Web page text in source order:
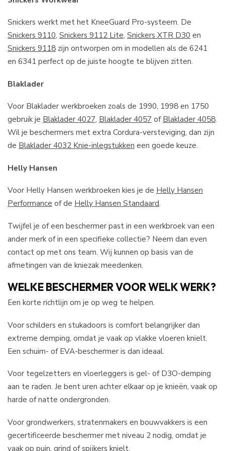
Snickers werkt met het KneeGuard Pro-systeem. De
Snickers 9110, Snickers 9112 Lite, Snickers XTR D30 en
Snickers 9118 zijn ontworpen om in modellen als de 6241
en 6341 perfect op de juiste hoogte te blijven zitten.
Blaklader
Voor Blaklader werkbroeken zoals de 1990, 1998 en 1750
gebruik je Blaklader 4027, Blaklader 4057 ofBlaklader 4058.
Wil je beschermers met extra Cordura-versteviging, dan zijn
de Blaklader 4032 Knie-inlegstukken een goede keuze.
Helly Hansen
Voor Helly Hansen werkbroeken kies je de Helly Hansen
Performance of de Helly Hansen Standaard.
Twijfel je of een beschermer past in een werkbroek van een
ander merk of in een specifieke collectie? Neem dan even
contact op met ons team. Wij kunnen op basis van de
afmetingen van de kniezak meedenken.
WELKE BESCHERMER VOOR WELK WERK?
Een korte richtlijn om je op weg te helpen.
Voor schilders en stukadoors is comfort belangrijker dan
extreme demping, omdat je vaak op vlakke vloeren knielt.
Een schuim- of EVA-beschermer is dan ideaal.
Voor tegelzetters en vloerleggers is gel- of D3O-demping
aan te raden. Je bent uren achter elkaar op je knieën, vaak op
harde of natte ondergronden.
Voor grondwerkers, stratenmakers en bouwvakkers is een
gecertificeerde beschermer met niveau 2 nodig, omdat je
vaak op puin, grind of spijkers knielt.